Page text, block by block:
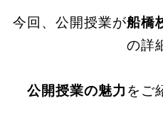
今回、公開授業が船橋
の詳
公開授業の魅力 をご